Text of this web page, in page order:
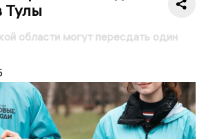
Тулы
области могут пересдать один